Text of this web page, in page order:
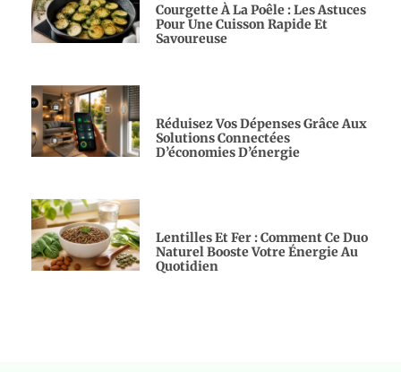
Courgette À La Poêle : Les Astuces
Pour Une Cuisson Rapide Et
Savoureuse
Réduisez Vos Dépenses Grâce Aux
Solutions Connectées
D’économies D’énergie
Lentilles Et Fer : Comment Ce Duo
Naturel Booste Votre Énergie Au
Quotidien